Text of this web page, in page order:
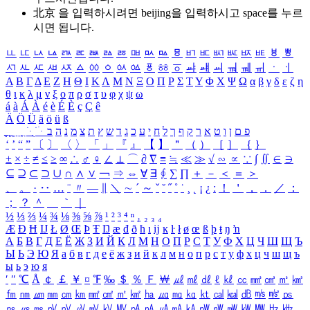
北京 을 입력하시려면 beijing을 입력하시고 space를 누르
시면 됩니다.
ㅥ ㅦ ㅧ ㅨ ㅩ ㅪ ㅫ ㅬ ㅭ ㅮ ㅯ ㅰ ㅱ ㅲ ㅳ ㅴ ㅵ ㅶ ㅷ ㅸ
ㅹ
ㅺ ㅻ ㅼ ㅽ ㅾ ㅿ ㆀ ㆁ ㆂ ㆃ ㆄ ㆅ ㆆ ㆇ ㆈ ㆉ ㆊ ㆋ ㆌ ㆍ
ㆎ
Α Β ΓΔ Ε Ζ Η Θ Ι ΚΛ Μ Ν Ξ Ο Π Ρ Σ ΤΥ Φ Χ Ψ Ω α β γ δ ε ζ η
θ ι κ λ μ ν ξ ο π ρ σ τ υ φ χ ψ ω
á à Á À é è É È ç Ç ê
Ä Ö Ü ä ö ü ß
ִֶֹ ֻּ ׁׂ פ ם ן ו ט א ר ק ף ך ל ח י ע כ ג ד ש ץ ת צ מ נ ה ב
‘ ’ “ ” 〔 〕 〈 〉 「 」 『 』 【 】 ＂ （ ） ［ ］ ｛ ｝
± × ÷ ≠ ≤ ≥ ∞ ∴ ♂ ♀ ∠ ⊥ ⌒ ∂ ∇ ≡ ≒ ≪ ≫ √ ∽ ∝ ∵ ∫ ∬ ∈ ∋
⊆ ⊇ ⊂ ⊃ ∪ ∩ ∧ ∨ ￢ ⇒ ⇔ ∀ ∃ ∮ ∑ ∏ ＋ － ＜ ＝
＞
、
。 · ‥ … ¨ 〃 ― ＼ ∼ ´ ～ ˇ ˘ ˝ ˚ ˙ ¸ ¡ ¿ ː ！ ＇ ， ． ／
：
；
？ ＾ ｀
½ ⅓ ⅔ ¼ ¾ ⅛ ⅜ ⅝ ⅞ ¹ ² ³ ⁴ ⁿ ₁ ₂ ₃ ₄
Æ Ð Ħ Ĳ Ł Ø Œ Þ Ŧ Ŋ æ đ ð ħ ı ĳ ĸ ŀ ł ø œ ß þ ŧ ŋ ŉ
А Б В Г Д Е Ё Ж З И Й К Л М Н О П Р С Т У Ф Х Ц Ч Ш Щ Ъ
Ы Ь Э Ю Я а б в г д е ё ж з и й к л м н о п р с т у ф х ц ч ш щ ъ
ы ь э ю я
′ ″ ℃ Å ￠ ￡ ￥ ¤ ℉ ‰ ＄ ％ Ｆ ￦ ㎕ ㎖ ㎗ ℓ ㎘ ㏄ ㎣ ㎤ ㎥ ㎦
㎙ ㎚ ㎛ ㎜ ㎝ ㎞ ㎟ ㎠ ㎡ ㎢ ㏊ ㎍ ㎎ ㎏ ㏏ ㎈ ㎉ ㏈ ㎧ ㎨ ㎰